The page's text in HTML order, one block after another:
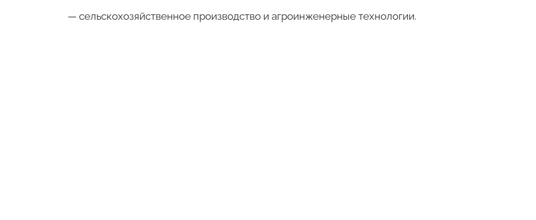
— сельскохозяйственное производство и агроинженерные технологии.